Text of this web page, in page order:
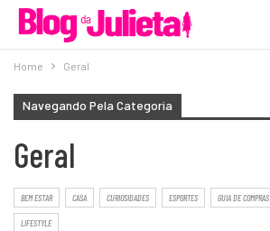
Home Geral
Navegando Pela Categoria
Geral
BEM ESTAR CASA CURIOSIDADES ESPORTES GUIA DE COMPRAS
LIFESTYLE